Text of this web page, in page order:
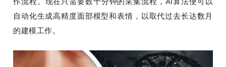
自动化生成高精度面部模型和表情，以取代过去长达数月
的建模工作。